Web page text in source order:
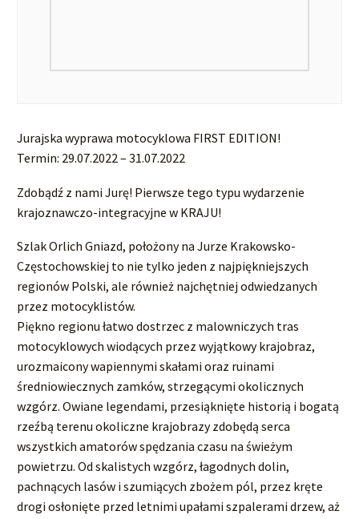
Jurajska wyprawa motocyklowa FIRST EDITION!
Termin: 29.07.2022 – 31.07.2022
Zdobądź z nami Jurę! Pierwsze tego typu wydarzenie
krajoznawczo-integracyjne w KRAJU!
Szlak Orlich Gniazd, położony na Jurze Krakowsko-
Częstochowskiej to nie tylko jeden z najpiękniejszych
regionów Polski, ale również najchętniej odwiedzanych
przez motocyklistów.
Piękno regionu łatwo dostrzec z malowniczych tras
motocyklowych wiodących przez wyjątkowy krajobraz,
urozmaicony wapiennymi skałami oraz ruinami
średniowiecznych zamków, strzegącymi okolicznych
wzgórz. Owiane legendami, przesiąknięte historią i bogatą
rzeźbą terenu okoliczne krajobrazy zdobędą serca
wszystkich amatorów spędzania czasu na świeżym
powietrzu. Od skalistych wzgórz, łagodnych dolin,
pachnących lasów i szumiących zbożem pól, przez kręte
drogi osłonięte przed letnimi upałami szpalerami drzew, aż